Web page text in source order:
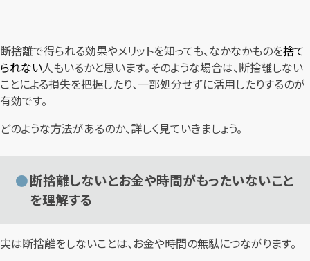
断捨離で得られる効果やメリットを知っても、なかなかものを捨て
られない人もいるかと思います。そのような場合は、断捨離しない
ことによる損失を把握したり、一部処分せずに活用したりするのが
有効です。
どのような方法があるのか、詳しく見ていきましょう。
断捨離しないとお金や時間がもったいないこと
を理解する
実は断捨離をしないことは、お金や時間の無駄につながります。